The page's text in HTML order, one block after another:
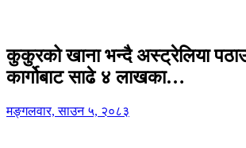
कुकुरको खाना भन्दै अस्ट्रेलिया
कार्गोबाट साढे ४ लाखका…
मङ्गलवार, साउन ५, २०८३